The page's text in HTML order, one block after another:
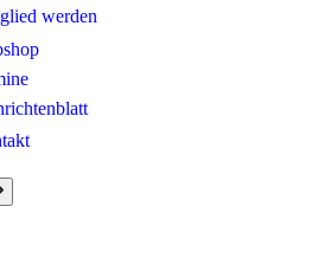
werden